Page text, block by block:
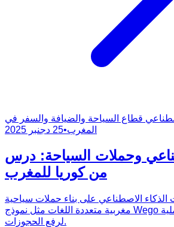
قطاع السياحة والضيافة والسفر في
المغرب•25 دجنبر 2025
وحملات السياحة: درس
من كوريا للمغرب
الاصطناعي على بناء حملات سياحية
مغربية متعددة اللغات مثل نموذج Wego وكوريا، مع خطوات عملية
لرفع الحجوزات.